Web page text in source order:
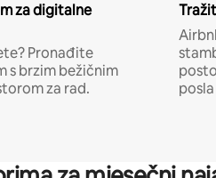
za digitalne
Pronađite
s brzim bežičnim
za rad.